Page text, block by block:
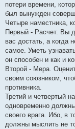
потери времени,
был вынужден
Четыре наместника,
Первый - Расчет. Вы
вас достать, а когда
самое. Уметь
он способен и как и
Второй - Мера.
своим союзником,
противника.
Третий и четвертый
одновременно
своего врага. Ибо, в
должны мыслить не